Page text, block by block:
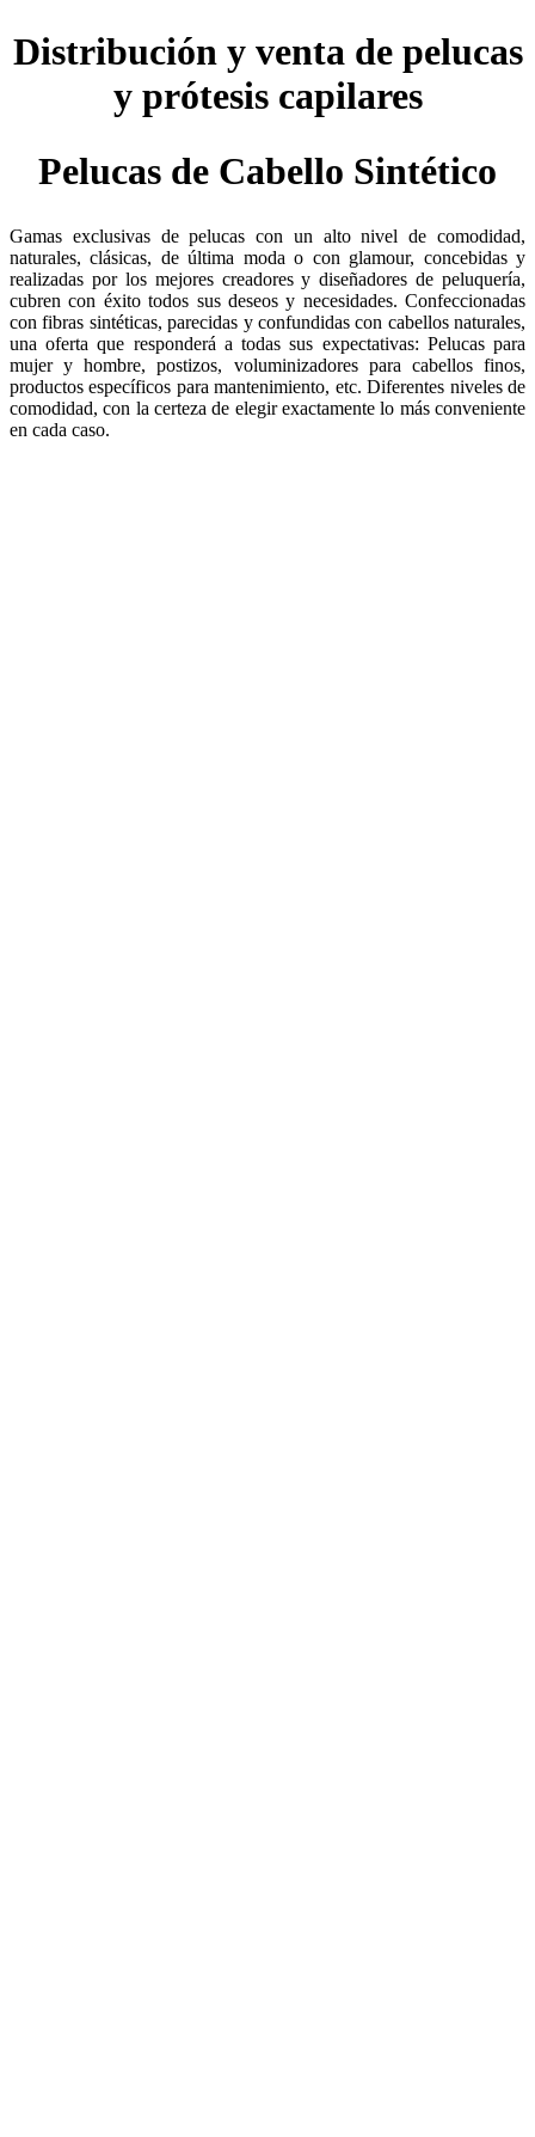
Distribución y venta de pelucas
y prótesis capilares
Pelucas de Cabello Sintético
Gamas exclusivas de pelucas con un alto nivel de comodidad,
naturales, clásicas, de última moda o con glamour, concebidas y
realizadas por los mejores creadores y diseñadores de peluquería,
cubren con éxito todos sus deseos y necesidades. Confeccionadas
con fibras sintéticas, parecidas y confundidas con cabellos naturales,
una oferta que responderá a todas sus expectativas: Pelucas para
mujer y hombre, postizos, voluminizadores para cabellos finos,
productos específicos para mantenimiento, etc. Diferentes niveles de
comodidad, con la certeza de elegir exactamente lo más conveniente
en cada caso.